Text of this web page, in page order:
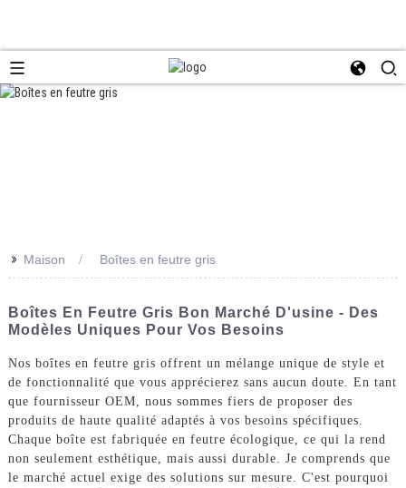
>> Maison Boîtes en feutre gris
Boîtes En Feutre Gris Bon Marché D'usine - Des
Modèles Uniques Pour Vos Besoins
Nos boîtes en feutre gris offrent un mélange unique de style et
de fonctionnalité que vous apprécierez sans aucun doute. En tant
que fournisseur OEM, nous sommes fiers de proposer des
produits de haute qualité adaptés à vos besoins spécifiques.
Chaque boîte est fabriquée en feutre écologique, ce qui la rend
non seulement esthétique, mais aussi durable. Je comprends que
le marché actuel exige des solutions sur mesure. C'est pourquoi